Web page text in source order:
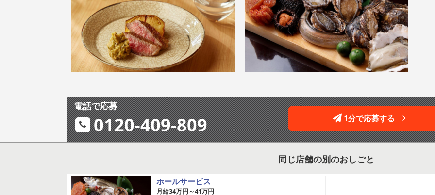
電話で応募
0120-409-809 1分で応募する
同じ店舗の別のおしごと
ホールサービス
月給34万円～41万円